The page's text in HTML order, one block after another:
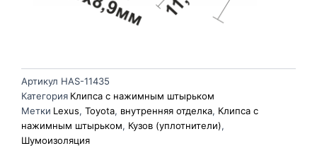
Артикул HAS-11435
Категория Клипса с нажимным штырьком
Метки Lexus, Toyota, внутренняя отделка, Клипса с
нажимным штырьком, Кузов (уплотнители),
Шумоизоляция